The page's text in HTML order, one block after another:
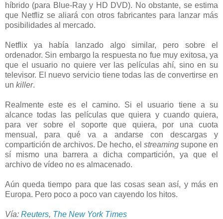
híbrido (para Blue-Ray y HD DVD). No obstante, se estima
que Netfliz se aliará con otros fabricantes para lanzar más
posibilidades al mercado.
Netflix ya había lanzado algo similar, pero sobre el
ordenador. Sin embargo la respuesta no fue muy exitosa, ya
que el usuario no quiere ver las películas ahí, sino en su
televisor. El nuevo servicio tiene todas las de convertirse en
un killer.
Realmente este es el camino. Si el usuario tiene a su
alcance todas las películas que quiera y cuando quiera,
para ver sobre el soporte que quiera, por una cuota
mensual, para qué va a andarse con descargas y
compartición de archivos. De hecho, el streaming supone en
sí mismo una barrera a dicha compartición, ya que el
archivo de vídeo no es almacenado.
Aún queda tiempo para que las cosas sean así, y más en
Europa. Pero poco a poco van cayendo los hitos.
Vía: Reuters, The New York Times